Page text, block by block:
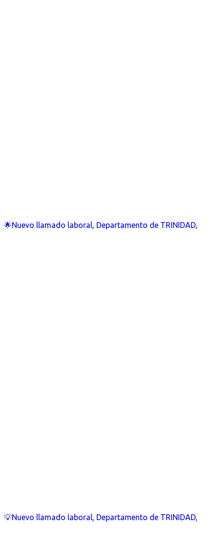
🌟Nuevo llamado laboral, Departamento de TRINIDAD,
💡Nuevo llamado laboral, Departamento de TRINIDAD,